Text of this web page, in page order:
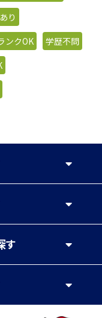
り
ンクOK
学歴不問
す